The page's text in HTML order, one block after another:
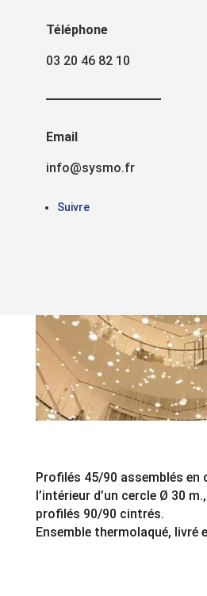
galerie
Profilés 45/90 assemblés en
l’intérieur d’un cercle Ø 30
profilés 90/90 cintrés.
Ensemble thermolaqué, livré
Téléphone
03 20 46 82 10
Email
info@sysmo.fr
Suivre